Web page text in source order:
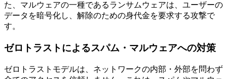
た、マルウェアの一種であるランサムウェアは、ユーザーの
データを暗号化し、解除のための身代金を要求する攻撃で
す。
ゼロトラストによるスパム・マルウェアへの対策
ゼロトラストモデルは、ネットワークの内部・外部を問わず